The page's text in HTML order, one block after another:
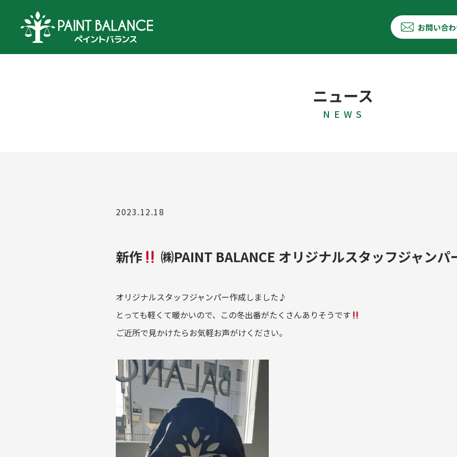
お問い合
ニュース
N E W S
2023.12.18
新作 ㈱PAINT BALANCE オリジナルスタッフジャンパ
オリジナルスタッフジャンパー作成しました♪
とっても軽くて暖かいので、この冬出番がたくさんありそうです
ご近所で見かけたらお気軽お声がけください。